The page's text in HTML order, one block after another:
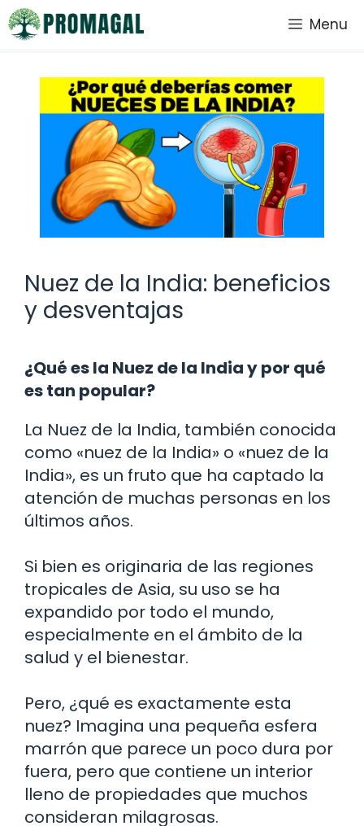
Saltar
al
Menu
Nuez de la India: beneficios
y desventajas
¿Qué es la Nuez de la India y por qué
es tan popular?
La Nuez de la India, también conocida
como «nuez de la India» o «nuez de la
India», es un fruto que ha captado la
atención de muchas personas en los
últimos años.
Si bien es originaria de las regiones
tropicales de Asia, su uso se ha
expandido por todo el mundo,
especialmente en el ámbito de la
salud y el bienestar.
Pero, ¿qué es exactamente esta
nuez? Imagina una pequeña esfera
marrón que parece un poco dura por
fuera, pero que contiene un interior
lleno de propiedades que muchos
consideran milagrosas.